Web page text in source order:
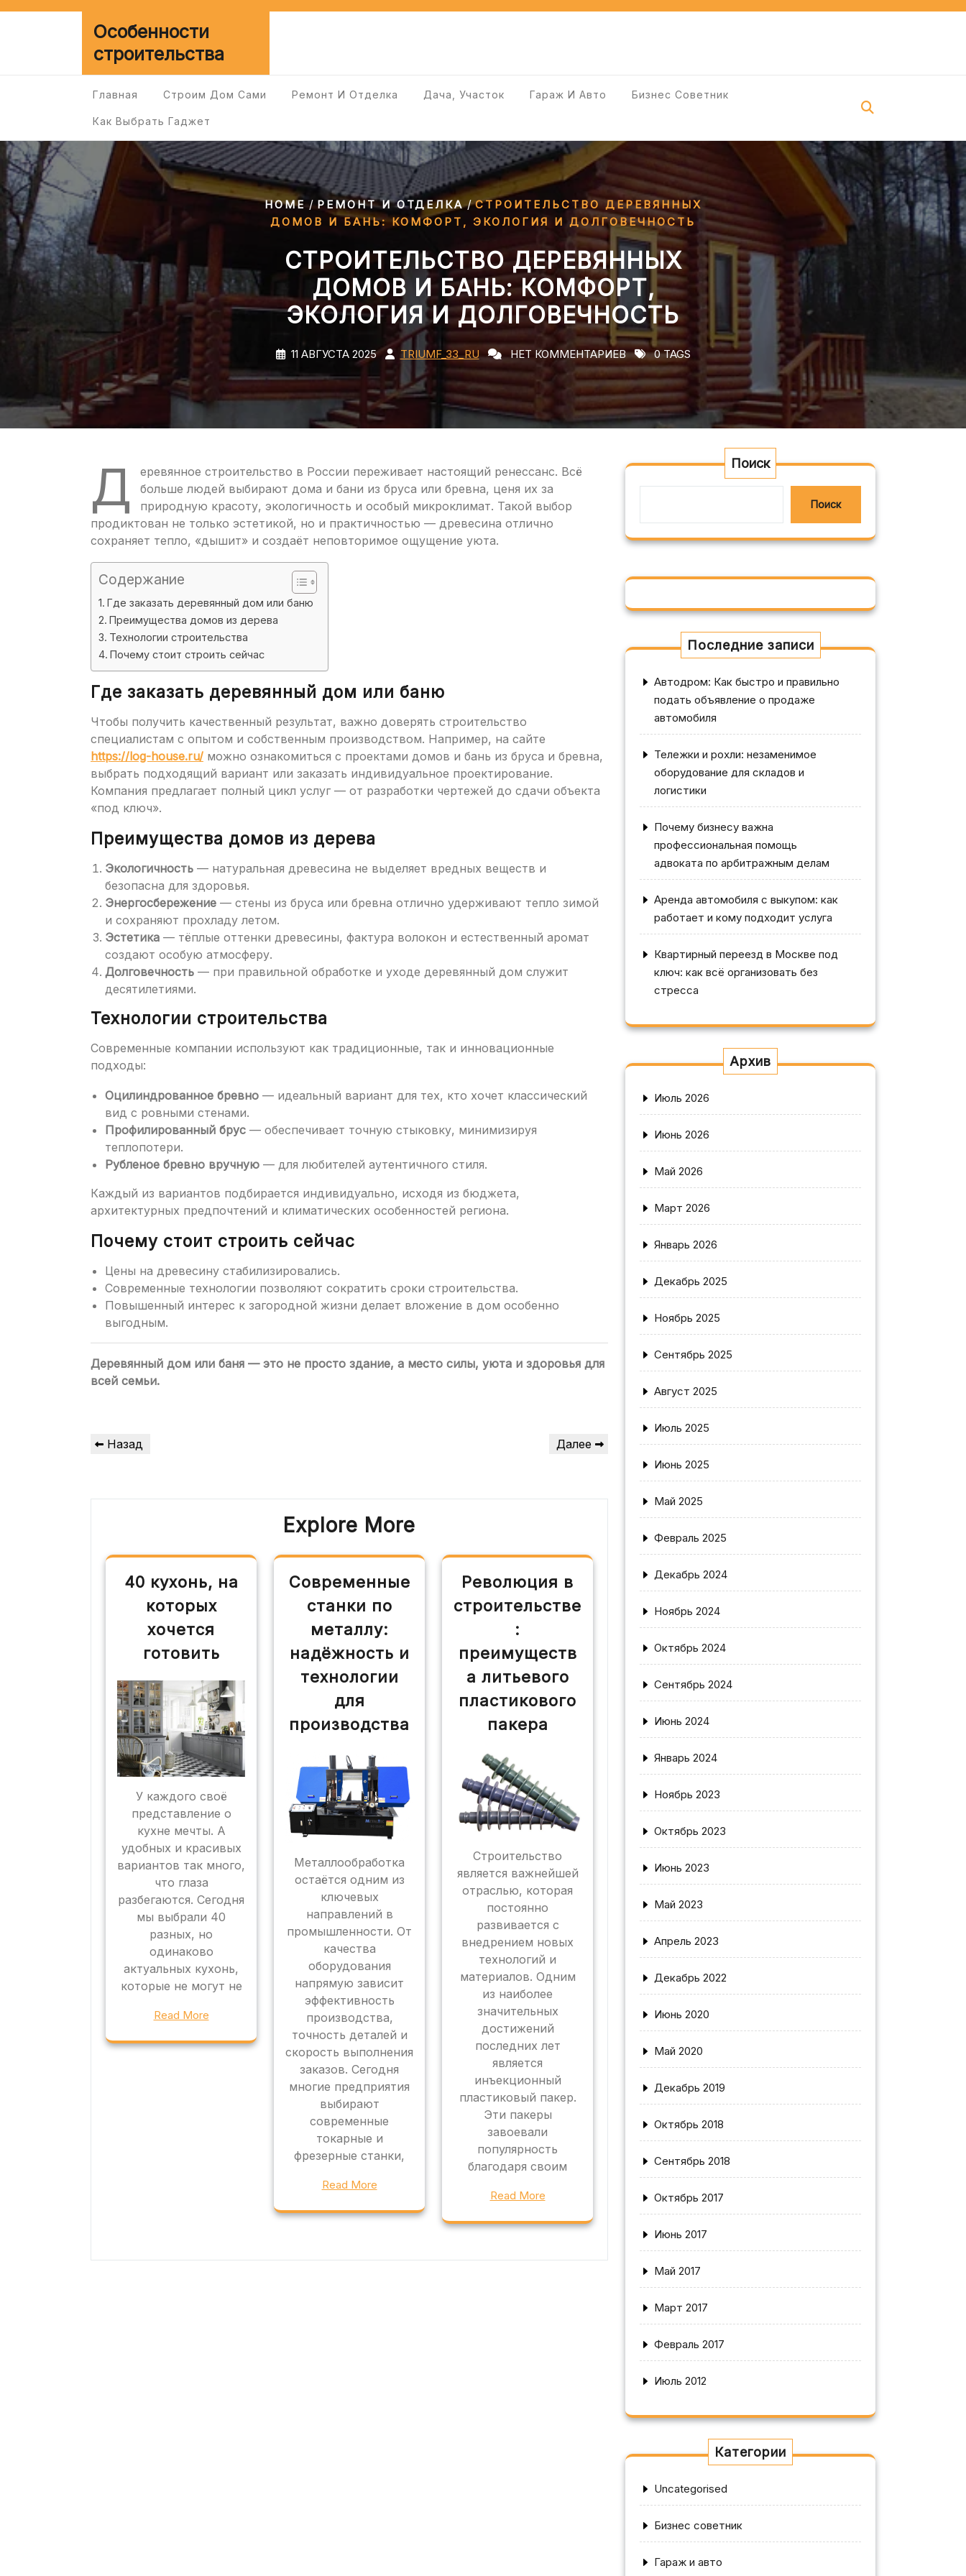
Перейти
Особенности
строительства
Главная Строим Дом Сами Ремонт И Отделка Дача, Участок Гараж И Авто Бизнес Советник
Как Выбрать Гаджет
HOME/РЕМОНТ И ОТДЕЛКА/СТРОИТЕЛЬСТВО ДЕРЕВЯННЫХ
ДОМОВ И БАНЬ: КОМФОРТ, ЭКОЛОГИЯ И ДОЛГОВЕЧНОСТЬ
СТРОИТЕЛЬСТВО ДЕРЕВЯННЫХ
ДОМОВ И БАНЬ: КОМФОРТ,
ЭКОЛОГИЯ И ДОЛГОВЕЧНОСТЬ
11 АВГУСТА 2025 TRIUMF_33_RU НЕТ КОММЕНТАРИЕВ 0 TAGS
Д
еревянное строительство в России переживает настоящий ренессанс. Всё
больше людей выбирают дома и бани из бруса или бревна, ценя их за
природную красоту, экологичность и особый микроклимат. Такой выбор
продиктован не только эстетикой, но и практичностью — древесина отлично
сохраняет тепло, «дышит» и создаёт неповторимое ощущение уюта.
Содержание
Где заказать деревянный дом или баню
Преимущества домов из дерева
Технологии строительства
Почему стоит строить сейчас
Где заказать деревянный дом или баню
Чтобы получить качественный результат, важно доверять строительство
специалистам с опытом и собственным производством. Например, на сайте
https://log-house.ru/ можно ознакомиться с проектами домов и бань из бруса и бревна,
выбрать подходящий вариант или заказать индивидуальное проектирование.
Компания предлагает полный цикл услуг — от разработки чертежей до сдачи объекта
«под ключ».
Преимущества домов из дерева
Экологичность — натуральная древесина не выделяет вредных веществ и
безопасна для здоровья.
Энергосбережение — стены из бруса или бревна отлично удерживают тепло зимой
и сохраняют прохладу летом.
Эстетика — тёплые оттенки древесины, фактура волокон и естественный аромат
создают особую атмосферу.
Долговечность — при правильной обработке и уходе деревянный дом служит
десятилетиями.
Технологии строительства
Современные компании используют как традиционные, так и инновационные
подходы:
Оцилиндрованное бревно — идеальный вариант для тех, кто хочет классический
вид с ровными стенами.
Профилированный брус — обеспечивает точную стыковку, минимизируя
теплопотери.
Рубленое бревно вручную — для любителей аутентичного стиля.
Каждый из вариантов подбирается индивидуально, исходя из бюджета,
архитектурных предпочтений и климатических особенностей региона.
Почему стоит строить сейчас
Цены на древесину стабилизировались.
Современные технологии позволяют сократить сроки строительства.
Повышенный интерес к загородной жизни делает вложение в дом особенно
выгодным.
Деревянный дом или баня — это не просто здание, а место силы, уюта и здоровья для
всей семьи.
Навигация
записям
Предыдущая
Назад
Следующая
Далее
Explore More
40 кухонь, на
которых
хочется
готовить
У каждого своё
представление о
кухне мечты. А
удобных и красивых
вариантов так много,
что глаза
разбегаются. Сегодня
мы выбрали 40
разных, но
одинаково
актуальных кухонь,
которые не могут не
Read More
Современные
станки по
металлу:
надёжность и
технологии
для
производства
Металлообработка
остаётся одним из
ключевых
направлений в
промышленности. От
качества
оборудования
напрямую зависит
эффективность
производства,
точность деталей и
скорость выполнения
заказов. Сегодня
многие предприятия
выбирают
современные
токарные и
фрезерные станки,
Read More
Революция в
строительстве
:
преимуществ
а литьевого
пластикового
пакера
Строительство
является важнейшей
отраслью, которая
постоянно
развивается с
внедрением новых
технологий и
материалов. Одним
из наиболее
значительных
достижений
последних лет
является
инъекционный
пластиковый пакер.
Эти пакеры
завоевали
популярность
благодаря своим
Read More
Поиск
Поиск
Последние записи
Автодром: Как быстро и правильно
подать объявление о продаже
автомобиля
Тележки и рохли: незаменимое
оборудование для складов и
логистики
Почему бизнесу важна
профессиональная помощь
адвоката по арбитражным делам
Аренда автомобиля с выкупом: как
работает и кому подходит услуга
Квартирный переезд в Москве под
ключ: как всё организовать без
стресса
Архив
Июль 2026
Июнь 2026
Май 2026
Март 2026
Январь 2026
Декабрь 2025
Ноябрь 2025
Сентябрь 2025
Август 2025
Июль 2025
Июнь 2025
Май 2025
Февраль 2025
Декабрь 2024
Ноябрь 2024
Октябрь 2024
Сентябрь 2024
Июнь 2024
Январь 2024
Ноябрь 2023
Октябрь 2023
Июнь 2023
Май 2023
Апрель 2023
Декабрь 2022
Июнь 2020
Май 2020
Декабрь 2019
Октябрь 2018
Сентябрь 2018
Октябрь 2017
Июнь 2017
Май 2017
Март 2017
Февраль 2017
Июль 2012
Категории
Uncategorised
Бизнес советник
Гараж и авто